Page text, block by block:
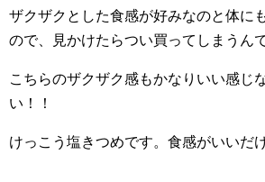
ザクザクとした食感が好みなのと体に
ので、見かけたらつい買ってしまうんで
こちらのザクザク感もかなりいい感じ
い！！
けっこう塩きつめです。食感がいいだ